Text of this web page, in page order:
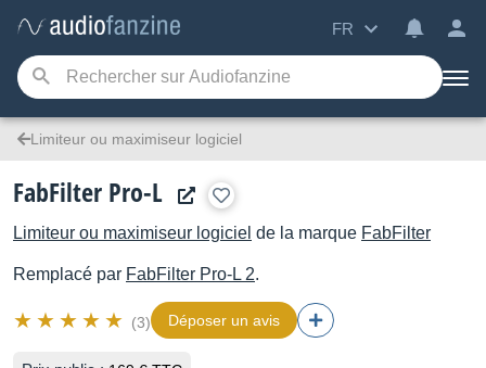
FR
Limiteur ou maximiseur logiciel
FabFilter Pro-L
Limiteur ou maximiseur logiciel de la marque FabFilter
Remplacé par FabFilter Pro-L 2.
(3) Déposer un avis